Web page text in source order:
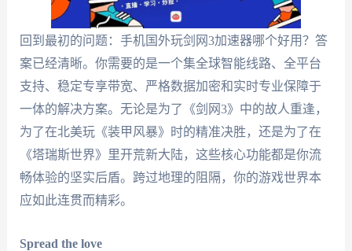
回到最初的问题：手机国外玩剑网3加速器哪个好用？答
案已经清晰。你需要的是一个集全球智能线路、全平台
支持、稳定专享带宽、严格数据加密和实时专业保障于
一体的解决方案。无论是为了《剑网3》中的故人重逢，
为了在北美玩《装甲风暴》时的精准决胜，还是为了在
《塔瑞斯世界》里开荒新大陆，这些核心功能都是你流
畅体验的坚实后盾。跨过地理的阻隔，你的游戏世界本
应如此连贯而精彩。
Spread the love